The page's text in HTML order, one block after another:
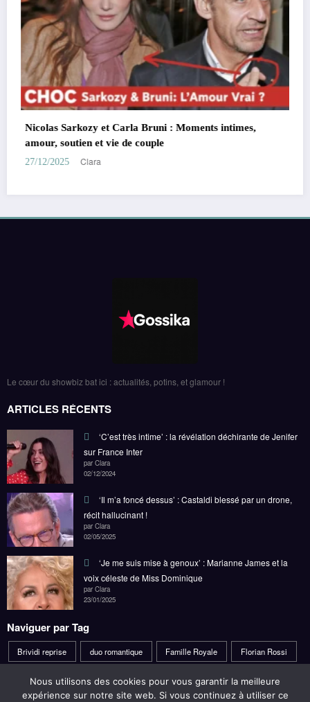
: Moments intimes,
Charles Leclerc et Alexandra Saint
demande en mariage, chien
sur France Inter
02/12/2024
‘Il m’a foncé dessus’ : Castaldi blessé par un drone,
récit hallucinant !
02/05/2025
‘Je me suis mise à genoux’ : Marianne James et la
voix céleste de Miss Dominique
23/01/2025
Naviguer par Tag
Brividi reprise
Football anglais
Sven-Göran Eriksson
Nous utilisons des cookies pour vous garantir la meilleure
expérience sur notre site web. Si vous continuez à utiliser ce